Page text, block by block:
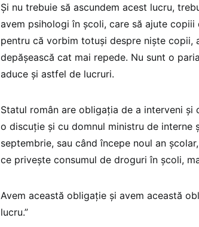
Și nu trebuie să ascundem acest lucru,
avem psihologi în școli, care să ajute
pentru că vorbim totuși despre niște copii,
depășească cat mai repede. Nu sunt o
aduce și astfel de lucruri.
Statul român are obligația de a interveni
o discuție și cu domnul ministru de interne
septembrie, sau când începe noul an
ce privește consumul de droguri în școli,
Avem această obligație și avem această
lucru.”